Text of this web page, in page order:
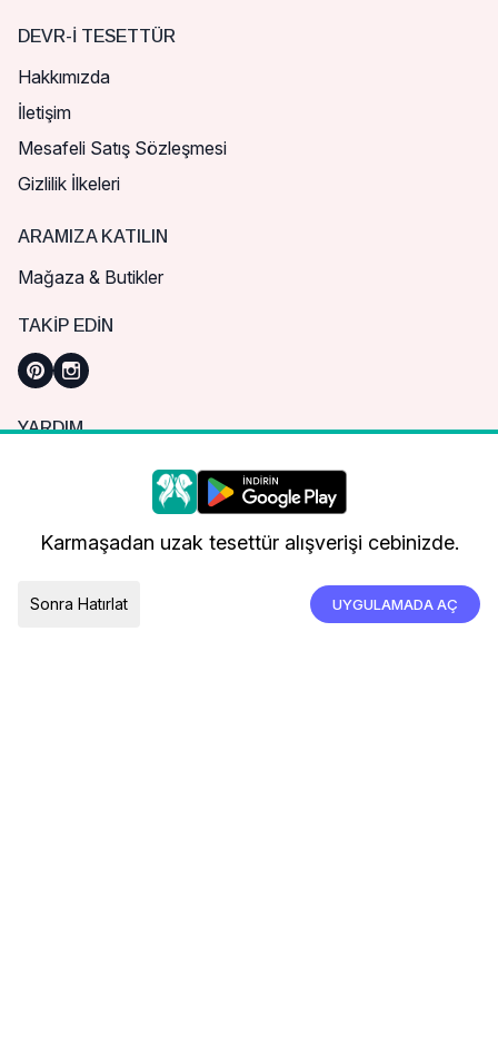
DEVR-I TESETTÜR
Hakkımızda
İletişim
Mesafeli Satış Sözleşmesi
Gizlilik İlkeleri
ARAMIZA KATILIN
Mağaza & Butikler
TAKIP EDIN
YARDIM
Sık Sorulan Sorular
Nasıl Sipariş Verebilirim?
Kargo ve Teslimat
Daha iyi bir alışveriş deneyimi için çerezleri
kullanıyoruz.
Karmaşadan uzak tesettür alışverişi cebinizde.
Sonra Hatırlat UYGULAMADA AÇ